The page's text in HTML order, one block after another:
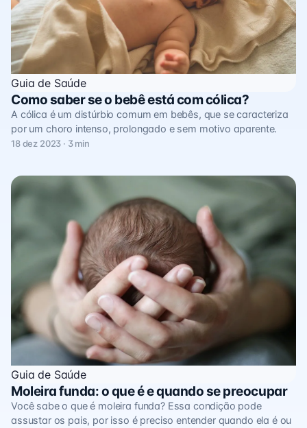
Guia de Saúde
Como saber se o bebê está com cólica?
A cólica é um distúrbio comum em bebês, que se caracteriza
por um choro intenso, prolongado e sem motivo aparente.
18 dez 2023 · 3 min
Guia de Saúde
Moleira funda: o que é e quando se preocupar
Você sabe o que é moleira funda? Essa condição pode
assustar os pais, por isso é preciso entender quando ela é ou